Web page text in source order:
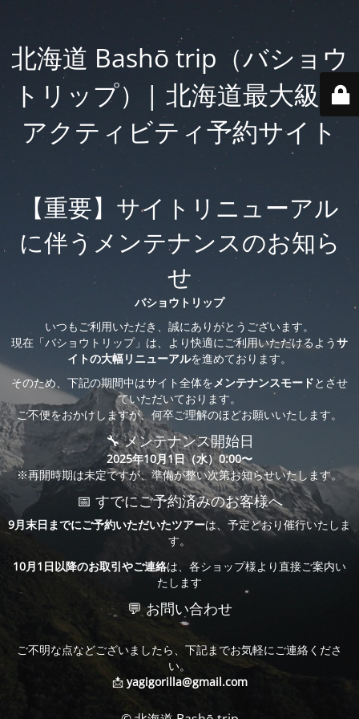
北海道 Bashō trip（バショウ
トリップ）| 北海道最大級の
アクティビティ予約サイト
【重要】サイトリニューアル
に伴うメンテナンスのお知ら
せ
バショウトリップ
いつもご利用いただき、誠にありがとうございます。
現在「バショウトリップ」は、より快適にご利用いただけるようサ
イトの大幅リニューアルを進めております。
そのため、下記の期間中はサイト全体をメンテナンスモードとさせ
ていただいております。
ご不便をおかけしますが、何卒ご理解のほどお願いいたします。
🔧 メンテナンス開始日
2025年10月1日（水）0:00〜
※再開時期は未定ですが、準備が整い次第お知らせいたします。
📅 すでにご予約済みのお客様へ
9月末日までにご予約いただいたツアーは、予定どおり催行いたしま
す。
10月1日以降のお取引やご連絡は、各ショップ様より直接ご案内い
たします
💬 お問い合わせ
ご不明な点などございましたら、下記までお気軽にご連絡くださ
い。
📩 yagigorilla@gmail.com